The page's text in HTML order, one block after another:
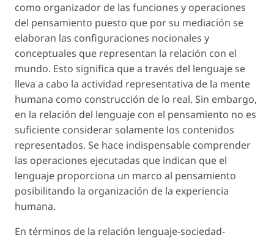
como organizador de las funciones y operaciones
del pensamiento puesto que por su mediación se
elaboran las configuraciones nocionales y
conceptuales que representan la relación con el
mundo. Esto significa que a través del lenguaje se
lleva a cabo la actividad representativa de la mente
humana como construcción de lo real. Sin embargo,
en la relación del lenguaje con el pensamiento no es
suficiente considerar solamente los contenidos
representados. Se hace indispensable comprender
las operaciones ejecutadas que indican que el
lenguaje proporciona un marco al pensamiento
posibilitando la organización de la experiencia
humana.
En términos de la relación lenguaje-sociedad-